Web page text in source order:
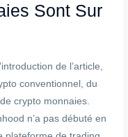
Sont Sur
de l’article,
conventionnel, du
crypto monnaies.
n’a pas débuté en